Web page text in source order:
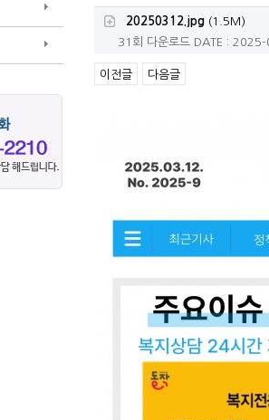
20250312.jpg (1.5M)
31회 다운로드 DATE :
이전글 다음글